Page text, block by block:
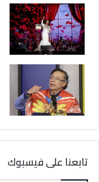
تابعنا على فيسبوك